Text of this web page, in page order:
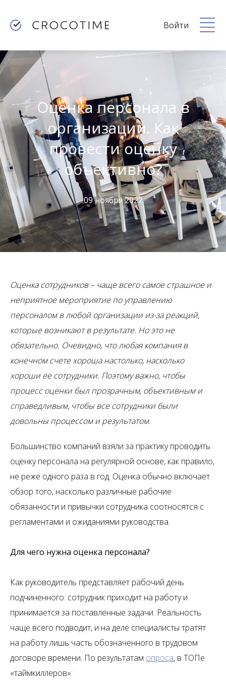
Войти
Оценка персонала в
организации. Как
провести оценку
объективно?
09 ноября 2022
Оценка сотрудников – чаще всего самое страшное и
неприятное мероприятие по управлению
персоналом в любой организации из-за реакций,
которые возникают в результате. Но это не
обязательно. Очевидно, что любая компания в
конечном счете хороша настолько, насколько
хороши ее сотрудники. Поэтому важно, чтобы
процесс оценки был прозрачным, объективным и
справедливым, чтобы все сотрудники были
довольны процессом и результатом.
Большинство компаний взяли за практику проводить
оценку персонала на регулярной основе, как правило,
не реже одного раза в год. Оценка обычно включает
обзор того, насколько различные рабочие
обязанности и привычки сотрудника соотносятся с
регламентами и ожиданиями руководства.
Для чего нужна оценка персонала?
Как руководитель представляет рабочий день
подчиненного: сотрудник приходит на работу и
принимается за поставленные задачи. Реальность
чаще всего подводит, и на деле специалисты тратят
на работу лишь часть обозначенного в трудовом
договоре времени. По результатам опроса, в ТОПе
«таймкиллеров»: